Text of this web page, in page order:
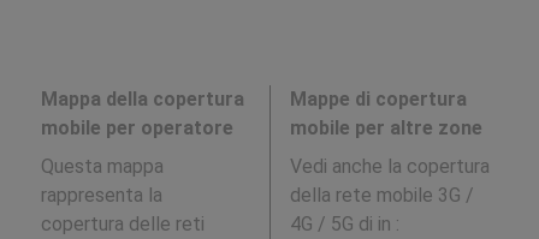
Mappa della copertura
mobile per operatore
Questa mappa
rappresenta la
copertura delle reti
Mappe di copertura
mobile per altre zone
Vedi anche la copertura
della rete mobile 3G /
4G / 5G di in :